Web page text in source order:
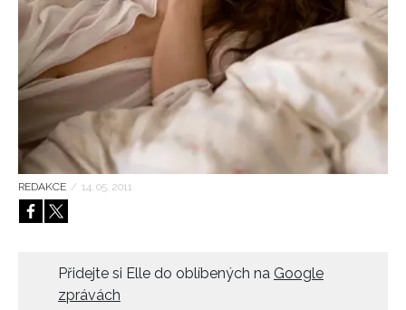
HOME
REDAKCE / 14. 05. 2011
Přidejte si Elle do oblíbených na Google
zprávách